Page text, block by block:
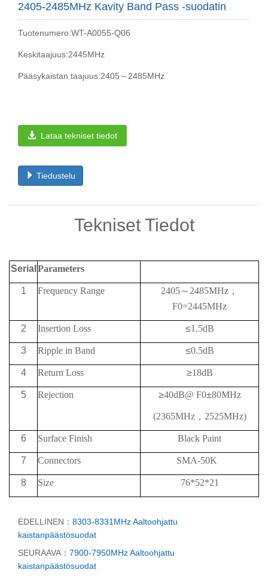
2405-2485MHz Kavity Band Pass -suodatin
Tuotenumero:WT-A0055-Q06
Keskitaajuus:2445MHz
Pääsykaistan taajuus:2405～2485MHz
Lataa tekniset tiedot
Tiedustelu
Tekniset Tiedot
Serial Parameters
1 Frequency Range 2405～ 2485MHz ，
F0=2445MHz
2 Insertion Loss ≤1.5dB
3 Ripple in Band ≤0.5dB
4 Return Loss ≥18dB
5 Rejection ≥40dB@ F0±80MHz
(2365MHz， 2525MHz)
6 Surface Finish Black Paint
7 Connectors SMA-50K
8 Size 76*52*21
EDELLINEN： 8303-8331MHz Aaltoohjattu
kaistanpäästösuodat
SEURAAVA： 7900-7950MHz Aaltoohjattu
kaistanpäästösuodat